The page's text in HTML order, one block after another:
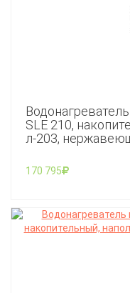
SLE 210,
л-203,
170 795